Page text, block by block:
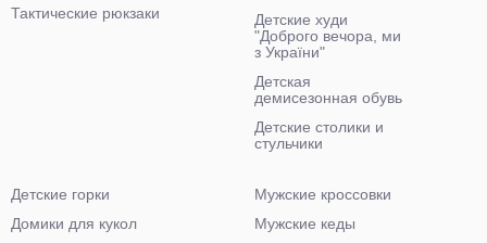
Тактические рюкзаки
Детские худи
"Доброго вечора, ми
з України"
Детская
демисезонная обувь
Детские столики и
стульчики
Детские горки
Домики для кукол
Мужские кроссовки
Мужские кеды